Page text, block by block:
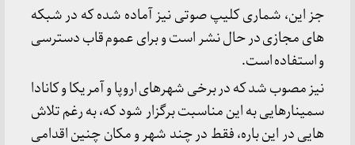
جز این، شماری کلیپ صوتی نیز آماده شده که در شبکه
های مجازی در حال نشر است و برای عموم قاب دسترسی
و استفاده است.
نیز مصوب شد که در برخی شهرهای اروپا و آمریکا و کانادا
سمینارهایی به این مناسبت برگزار شود که، به رغم تلاش
هایی در این باره، فقط در چند شهر و مکان چنین اقدامی